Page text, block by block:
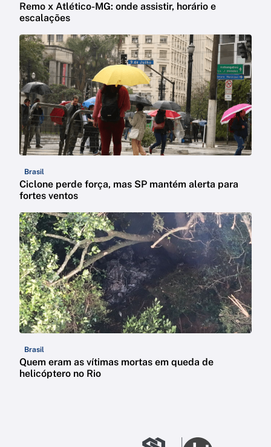
Remo x Atlético-MG: onde assistir, horário e
escalações
Brasil
Ciclone perde força, mas SP mantém alerta para
fortes ventos
Brasil
Quem eram as vítimas mortas em queda de
helicóptero no Rio